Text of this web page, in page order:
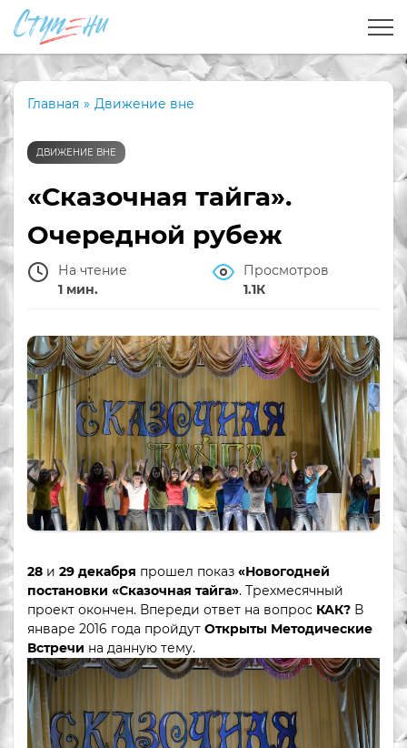
Главная » Движение вне
ДВИЖЕНИЕ ВНЕ
«Сказочная тайга».
Очередной рубеж
На чтение
1 мин.
Просмотров
1.1К
28 и 29 декабря прошел показ «Новогодней
постановки «Сказочная тайга». Трехмесячный
проект окончен. Впереди ответ на вопрос КАК? В
январе 2016 года пройдут Открыты Методические
Встречи на данную тему.